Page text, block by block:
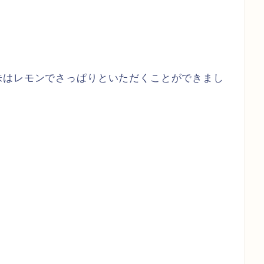
レモンでさっぱりといただくことができまし